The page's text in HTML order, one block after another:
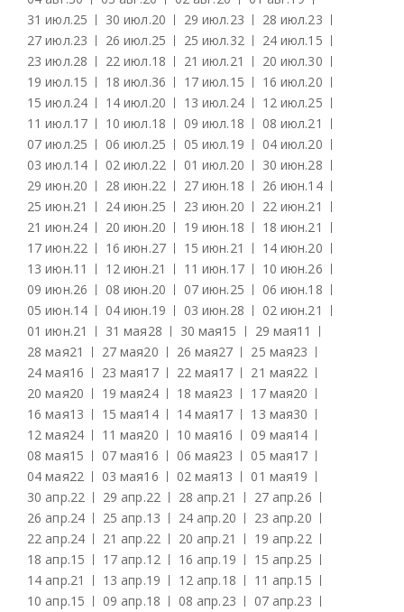
31 июл.25 30 июл.20 29 июл.23 28 июл.23
27 июл.23 26 июл.25 25 июл.32 24 июл.15
23 июл.28 22 июл.18 21 июл.21 20 июл.30
19 июл.15 18 июл.36 17 июл.15 16 июл.20
15 июл.24 14 июл.20 13 июл.24 12 июл.25
11 июл.17 10 июл.18 09 июл.18 08 июл.21
07 июл.25 06 июл.25 05 июл.19 04 июл.20
03 июл.14 02 июл.22 01 июл.20 30 июн.28
29 июн.20 28 июн.22 27 июн.18 26 июн.14
25 июн.21 24 июн.25 23 июн.20 22 июн.21
21 июн.24 20 июн.20 19 июн.18 18 июн.21
17 июн.22 16 июн.27 15 июн.21 14 июн.20
13 июн.11 12 июн.21 11 июн.17 10 июн.26
09 июн.26 08 июн.20 07 июн.25 06 июн.18
05 июн.14 04 июн.19 03 июн.28 02 июн.21
01 июн.21 31 мая28 30 мая15 29 мая11
28 мая21 27 мая20 26 мая27 25 мая23
24 мая16 23 мая17 22 мая17 21 мая22
20 мая20 19 мая24 18 мая23 17 мая20
16 мая13 15 мая14 14 мая17 13 мая30
12 мая24 11 мая20 10 мая16 09 мая14
08 мая15 07 мая16 06 мая23 05 мая17
04 мая22 03 мая16 02 мая13 01 мая19
30 апр.22 29 апр.22 28 апр.21 27 апр.26
26 апр.24 25 апр.13 24 апр.20 23 апр.20
22 апр.24 21 апр.22 20 апр.21 19 апр.22
18 апр.15 17 апр.12 16 апр.19 15 апр.25
14 апр.21 13 апр.19 12 апр.18 11 апр.15
10 апр.15 09 апр.18 08 апр.23 07 апр.23